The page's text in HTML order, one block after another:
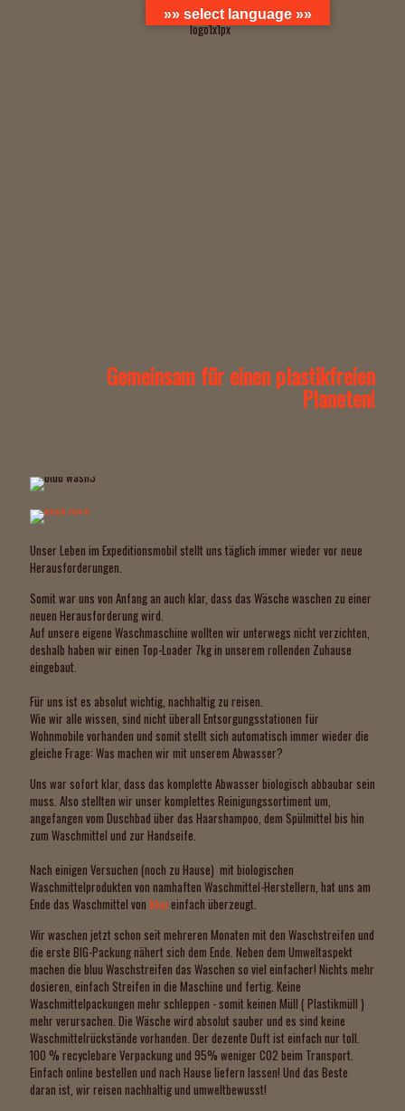
Gemeinsam für einen plastikfreien
Planeten!
Unser Leben im Expeditionsmobil stellt uns täglich immer wieder vor neue
Herausforderungen.
Somit war uns von Anfang an auch klar, dass das Wäsche waschen zu einer
neuen Herausforderung wird.
Auf unsere eigene Waschmaschine wollten wir unterwegs nicht verzichten,
deshalb haben wir einen Top-Loader 7kg in unserem rollenden Zuhause
eingebaut.
Für uns ist es absolut wichtig, nachhaltig zu reisen.
Wie wir alle wissen, sind nicht überall Entsorgungsstationen für
Wohnmobile vorhanden und somit stellt sich automatisch immer wieder die
gleiche Frage: Was machen wir mit unserem Abwasser?
Uns war sofort klar, dass das komplette Abwasser biologisch abbaubar sein
muss. Also stellten wir unser komplettes Reinigungssortiment um,
angefangen vom Duschbad über das Haarshampoo, dem Spülmittel bis hin
zum Waschmittel und zur Handseife.
Nach einigen Versuchen (noch zu Hause) mit biologischen
Waschmittelprodukten von namhaften Waschmittel-Herstellern, hat uns am
Ende das Waschmittel von bluu einfach überzeugt.
Wir waschen jetzt schon seit mehreren Monaten mit den Waschstreifen und
die erste BIG-Packung nähert sich dem Ende. Neben dem Umweltaspekt
machen die bluu Waschstreifen das Waschen so viel einfacher! Nichts mehr
dosieren, einfach Streifen in die Maschine und fertig. Keine
Waschmittelpackungen mehr schleppen - somit keinen Müll ( Plastikmüll )
mehr verursachen. Die Wäsche wird absolut sauber und es sind keine
Waschmittelrückstände vorhanden. Der dezente Duft ist einfach nur toll.
100 % recyclebare Verpackung und 95% weniger CO2 beim Transport.
Einfach online bestellen und nach Hause liefern lassen! Und das Beste
daran ist, wir reisen nachhaltig und umweltbewusst!
»» select language »»